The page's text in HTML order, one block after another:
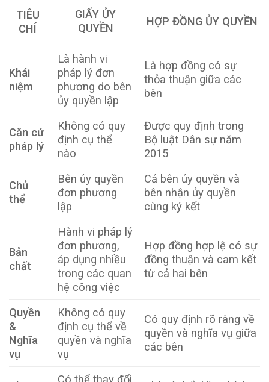
TIÊU
CHÍ
GIẤY ỦY
QUYỀN
HỢP ĐỒNG ỦY QUYỀN
Khái
niệm
Là hành vi
pháp lý đơn
phương do bên
ủy quyền lập
Là hợp đồng có sự
thỏa thuận giữa các
bên
Căn cứ
pháp lý
Không có quy
định cụ thể
nào
Được quy định trong
Bộ luật Dân sự năm
2015
Chủ
thể
Bên ủy quyền
đơn phương
lập
Cả bên ủy quyền và
bên nhận ủy quyền
cùng ký kết
Bản
chất
Hành vi pháp lý
đơn phương,
áp dụng nhiều
trong các quan
hệ công việc
Hợp đồng hợp lệ có sự
đồng thuận và cam kết
từ cả hai bên
Quyền
&
Nghĩa
vụ
Không có quy
định cụ thể về
quyền và nghĩa
vụ
Có quy định rõ ràng về
quyền và nghĩa vụ giữa
các bên